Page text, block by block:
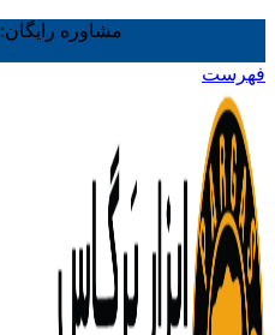
مشاوره رایگان:
فهرست